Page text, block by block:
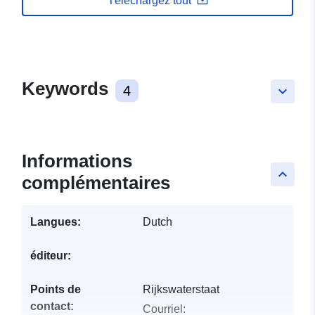
keyboard_arrow_down
Keywords 4
keyboard_arrow_up
Informations
complémentaires
Langues: Dutch
éditeur:
Points de
contact:
Rijkswaterstaat
Courriel: